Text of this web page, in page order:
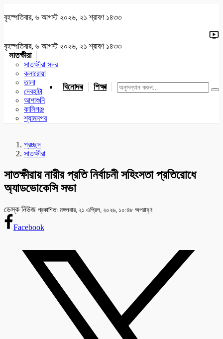
বৃহস্পতিবার, ৬ আগস্ট ২০২৬, ২১ শ্রাবণ ১৪৩৩
বৃহস্পতিবার, ৬ আগস্ট ২০২৬, ২১ শ্রাবণ ১৪৩৩
সাতক্ষীরা
সাতক্ষীরা সদর
কলারোয়া
তালা
দেবহাটা
আশাশুনি
কালিগঞ্জ
শ্যামনগর
বিনোদন শিক্ষা খেলাধুলা জাতীয় যশোর
প্রচ্ছদ
সাতক্ষীরা
সাতক্ষীরায় নারীর প্রতি নির্বাচনী সহিংসতা প্রতিরোধে
অ্যাডভোকেসি সভা
ডেস্ক নিউজ প্রকাশিত: মঙ্গলবার, ২১ এপ্রিল, ২০২৬, ১০:৪৮ অপরাহ্ণ
Facebook